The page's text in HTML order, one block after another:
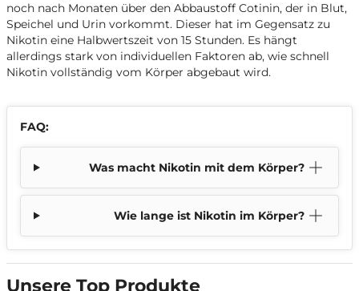
noch nach Monaten über den Abbaustoff Cotinin, der in Blut,
Speichel und Urin vorkommt. Dieser hat im Gegensatz zu
Nikotin eine Halbwertszeit von 15 Stunden. Es hängt
allerdings stark von individuellen Faktoren ab, wie schnell
Nikotin vollständig vom Körper abgebaut wird.
FAQ:
Was macht Nikotin mit dem Körper?
Wie lange ist Nikotin im Körper?
Unsere Top Produkte